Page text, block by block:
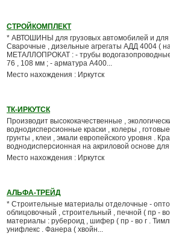
СТРОЙКОМПЛЕКТ
* АВТОШИНЫ для грузовых автомобилей и для
Сварочные , дизельные агрегаты АДД 4004 (
МЕТАЛЛОПРОКАТ : - трубы
76 , 108 мм ; - арматура А400...
Место нахождения : Иркутск
ТК-ИРКУТСК
Производит высококачественные ,
воднодисперсионные краски , колеры ,
грунты , клеи , эмали европейского уровня .
воднодисперсионная на акриловой основе
Место нахождения : Иркутск
АЛЬФА-ТРЕЙД
* Строительные материалы отделочные -
облицовочный , строительный , печной ( пр -
материалы : рубероид , шифер ( пр - во г .
унифлекс . Фанера ( хвойн...